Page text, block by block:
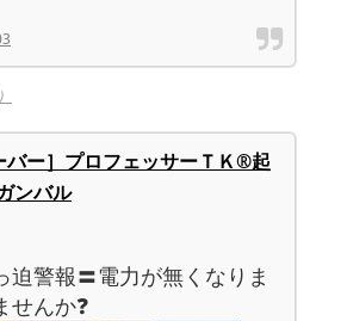
バー］プロフェッサーＴＫ®起
ンバル
迫警報〓電力が無くなりま
んか❓